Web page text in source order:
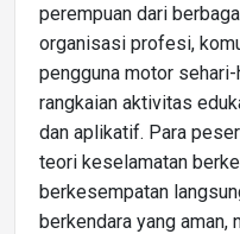
perempuan dari
organisasi profesi,
pengguna motor
rangkaian aktivitas
dan aplikatif. Para
teori keselamatan
berkesempatan
berkendara yang aman,